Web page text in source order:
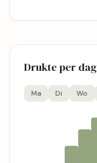
Drukte per dag
Ma Di Wo